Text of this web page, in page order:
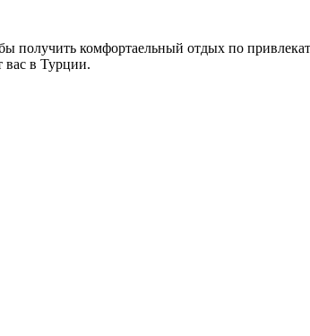
получить комфортаельный отдых по
в Турции.